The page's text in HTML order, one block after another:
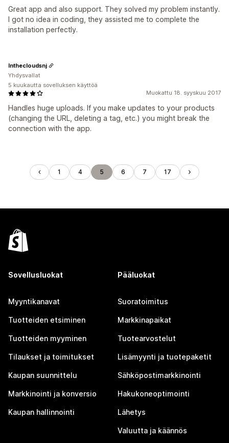
Great app and also support. They solved my problem instantly.
I got no idea in coding, they assisted me to complete the
installation perfectly.
Muokattu 18. syyskuu 2017
Handles huge uploads. If you make updates to your products
(changing the URL, deleting a tag, etc.) you might break the
connection with the app.
Inthecloudsnj
Yhdysvallat
5 kuukautta sovelluksen käyttöä
1 4 5 6 7 17
Sovellusluokat
Myyntikanavat
Tuotteiden etsiminen
Tuotteiden myyminen
Tilaukset ja toimitukset
Kaupan suunnittelu
Markkinointi ja konversio
Kaupan hallinnointi
Pääluokat
Suoratoimitus
Markkinapaikat
Tuotearvostelut
Lisämyynti ja tuotepaketit
Sähköpostimarkkinointi
Hakukoneoptimointi
Lähetys
Valuutta ja käännös